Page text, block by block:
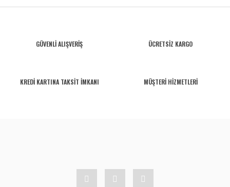
GÜVENLİ ALIŞVERİŞ ÜCRETSİZ KARGO
KREDİ KARTINA TAKSİT İMKANI MÜŞTERİ HİZMETLERİ